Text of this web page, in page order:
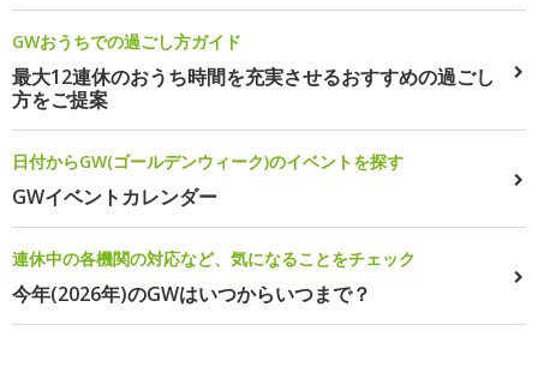
GWおうちでの過ごし方ガイド
最大12連休のおうち時間を充実させるおすすめの過ごし
方をご提案
日付からGW(ゴールデンウィーク)のイベントを探す
GWイベントカレンダー
連休中の各機関の対応など、気になることをチェック
今年(2026年)のGWはいつからいつまで？